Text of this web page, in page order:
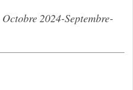
2024-Septembre-